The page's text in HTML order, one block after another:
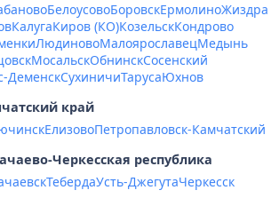
БелоусовоБоровскЕрмолиноЖиздра
КалугаКиров (КО)КозельскКондрово
ЛюдиновоМалоярославецМедынь
МосальскОбнинскСосенский
ДеменскСухиничиТарусаЮхнов
край
ЕлизовоПетропавловск-Камчатский
Черкесская республика
ТебердаУсть-ДжегутаЧеркесск